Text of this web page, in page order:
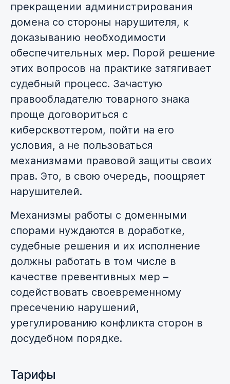
прекращении администрирования
домена со стороны нарушителя, к
доказыванию необходимости
обеспечительных мер. Порой решение
этих вопросов на практике затягивает
судебный процесс. Зачастую
правообладателю товарного знака
проще договориться с
киберсквоттером, пойти на его
условия, а не пользоваться
механизмами правовой защиты своих
прав. Это, в свою очередь, поощряет
нарушителей.
Механизмы работы с доменными
спорами нуждаются в доработке,
судебные решения и их исполнение
должны работать в том числе в
качестве превентивных мер –
содействовать своевременному
пресечению нарушений,
урегулированию конфликта сторон в
досудебном порядке.
Тарифы